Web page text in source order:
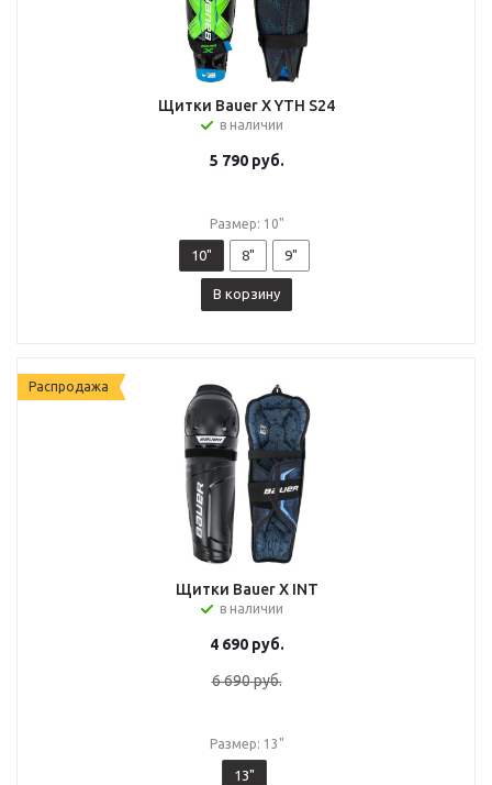
Щитки Bauer X YTH S24
в наличии
5 790руб.
Размер: 10"
10" 8" 9"
В корзину
Распродажа
Щитки Bauer X INT
в наличии
4 690руб.
6 690руб.
Размер: 13"
13"